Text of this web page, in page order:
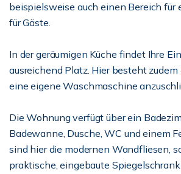
beispielsweise auch einen Bereich für
für Gäste.
In der geräumigen Küche findet Ihre
ausreichend Platz. Hier besteht
eine eigene Waschmaschine
Die Wohnung verfügt über ein
Badewanne, Dusche, WC und einem
sind hier die modernen Wandfliesen,
praktische, eingebaute